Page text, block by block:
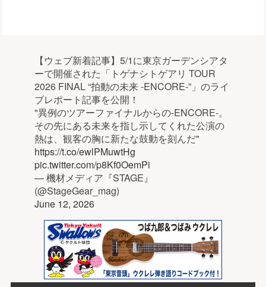
【ウェブ新着記事】5/1に東京ガーデンシアタ
ーで開催された「トゲナシトゲアリ TOUR
2026 FINAL “拍動の未来 -ENCORE-”」のライ
ブレポート記事を公開！
"異例のツアーファイナルからの-ENCORE-。
その先にある未来を指し示してくれた公演の
熱は、観客の胸に新たな鼓動を刻んだ"
https://t.co/ewlPMuwtHg
pic.twitter.com/p8Kf0OemPi
— 機材メディア『STAGE』
(@StageGear_mag)
June 12, 2026